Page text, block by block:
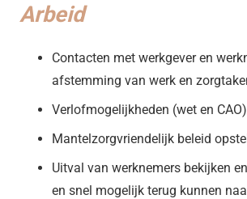
Arbeid
Contacten met werkgever en
afstemming van werk en
Verlofmogelijkheden (wet en CAO)
Mantelzorgvriendelijk beleid
Uitval van werknemers bekijken
en snel mogelijk terug kunnen